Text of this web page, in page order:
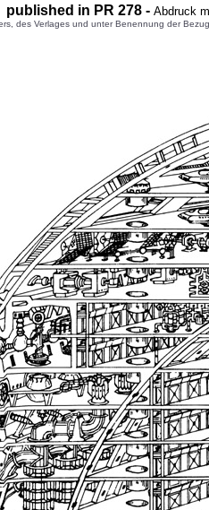
published in PR 278 - Abdruck
des Verlages und unter Benennung der